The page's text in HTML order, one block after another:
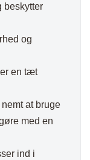
beskytter
og
en tæt
at bruge
med en
ind i